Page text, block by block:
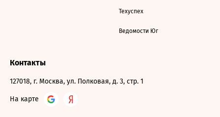
Техуспех
Ведомости Юг
Контакты
127018, г. Москва, ул. Полковая, д. 3, стр. 1
На карте